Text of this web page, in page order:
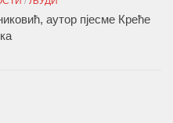
аутор пјесме Креће